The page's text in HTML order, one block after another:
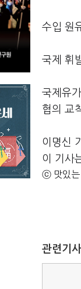
수입 원
국제 휘
국제유
협의 교
이명신
이 기사
ⓒ 맛있는
관련기사